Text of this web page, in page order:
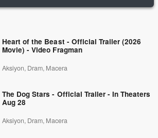
Heart of the Beast - Official Trailer (2026
Movie) - Video Fragman
Aksiyon, Dram, Macera
The Dog Stars - Official Trailer - In Theaters
Aug 28
Aksiyon, Dram, Macera